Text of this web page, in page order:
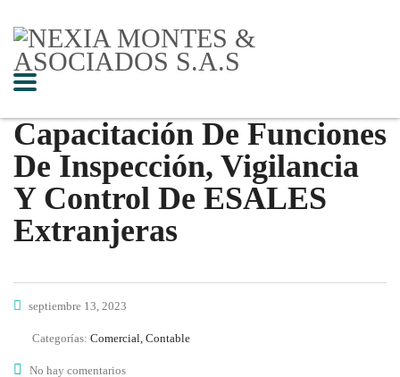
Capacitación De Funciones
De Inspección, Vigilancia
Y Control De ESALES
Extranjeras
septiembre 13, 2023
Categorías: Comercial, Contable
No hay comentarios